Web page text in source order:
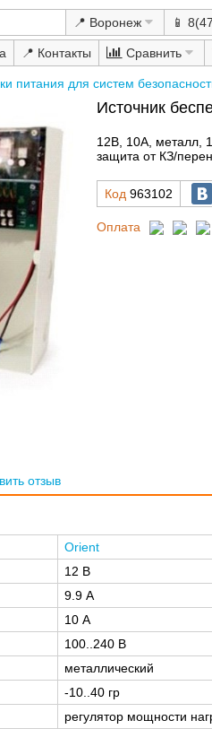
📍 Воронеж 📱
📍 Сравнить
питания для систем
Источник
12В, 10А, металл,
защита от КЗ/
Код 963102
Оплата
отзыв
Orient
12 В
9.9 А
10 А
100..240 В
металлический
-10..40 гр
регулятор мощности